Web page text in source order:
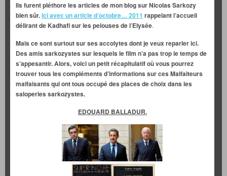
Ils furent pléthore les articles de mon blog sur Nicolas Sarkozy
bien sûr.Ici avec un article d’octobre… 2011 rappelant l’accueil
délirant de Kadhafi sur les pelouses de l’Elysée.
Mais ce sont surtout sur ses accolytes dont je veux reparler ici.
Des amis sarkozystes sur lesquels le film n’a pas trop le temps de
s’appesantir. Alors, voici un petit récapitulatif où vous pourrez
trouver tous les compléments d’informations sur ces Malfaiteurs
malfaisants qui ont tous occupé des places de choix dans les
saloperies sarkozystes.
EDOUARD BALLADUR.